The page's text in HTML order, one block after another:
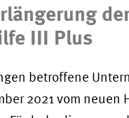
III Plus
betroffene
2021 vom